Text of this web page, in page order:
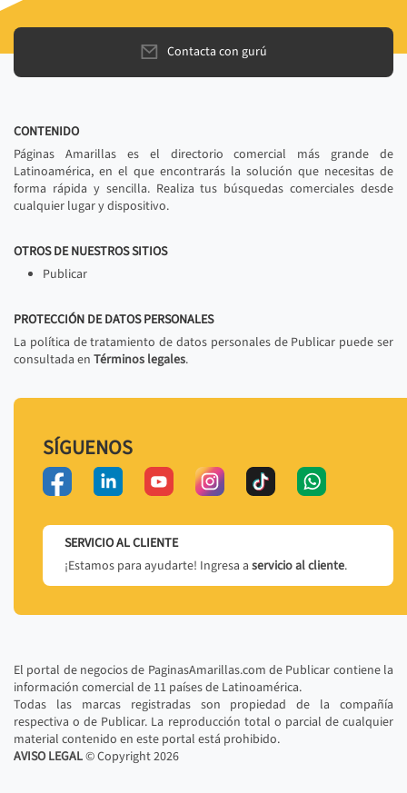
Contacta con gurú
CONTENIDO
Páginas Amarillas es el directorio comercial más grande de
Latinoamérica, en el que encontrarás la solución que necesitas de
forma rápida y sencilla. Realiza tus búsquedas comerciales desde
cualquier lugar y dispositivo.
OTROS DE NUESTROS SITIOS
Publicar
PROTECCIÓN DE DATOS PERSONALES
La política de tratamiento de datos personales de Publicar puede ser
consultada en Términos legales.
SÍGUENOS
SERVICIO AL CLIENTE
¡Estamos para ayudarte! Ingresa a servicio al cliente.
El portal de negocios de PaginasAmarillas.com de Publicar contiene la
información comercial de 11 países de Latinoamérica.
Todas las marcas registradas son propiedad de la compañía
respectiva o de Publicar. La reproducción total o parcial de cualquier
material contenido en este portal está prohibido.
AVISO LEGAL© Copyright2026